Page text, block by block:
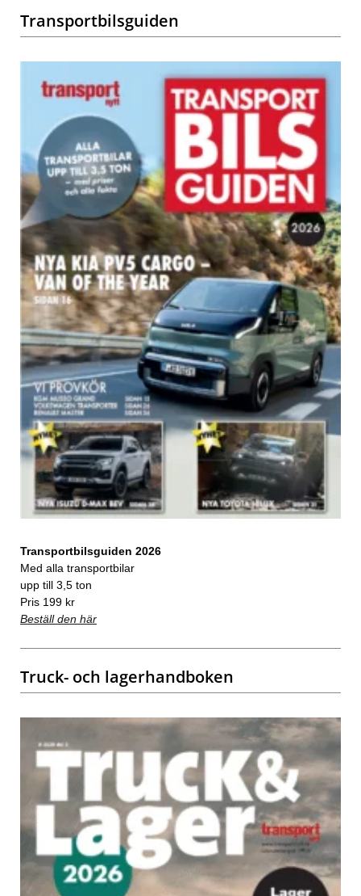
Transportbilsguiden
Transportbilsguiden 2026
Med alla transportbilar
upp till 3,5 ton
Pris 199 kr
Beställ den här
Truck- och lagerhandboken